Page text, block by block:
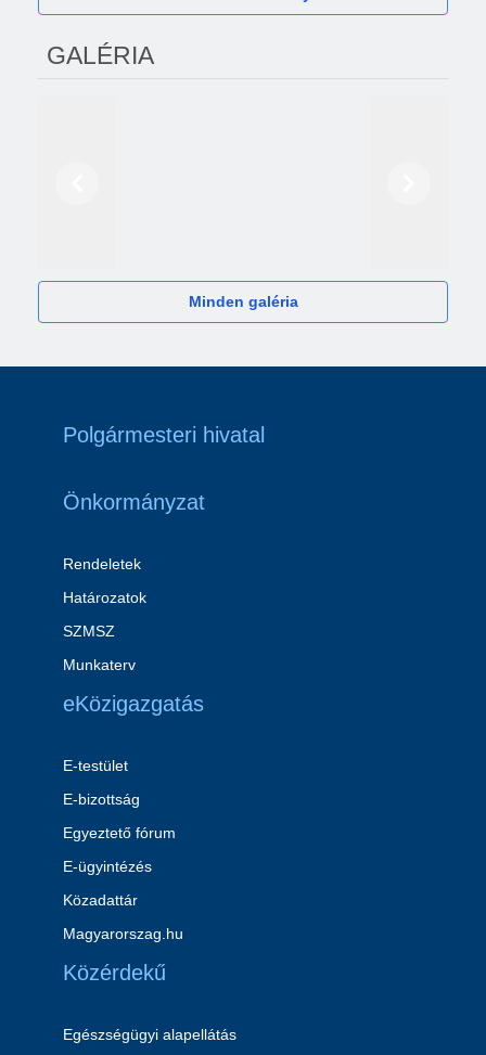
GALÉRIA
Minden galéria
Polgármesteri hivatal
Önkormányzat
Rendeletek
Határozatok
SZMSZ
Munkaterv
eKözigazgatás
E-testület
E-bizottság
Egyeztető fórum
E-ügyintézés
Közadattár
Magyarorszag.hu
Közérdekű
Egészségügyi alapellátás